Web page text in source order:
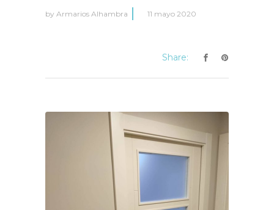
by Armarios Alhambra 11 mayo 2020
Share: